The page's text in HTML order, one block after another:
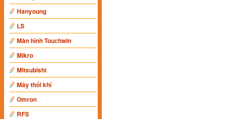
Hanyoung
LS
Màn hình Touchwin
Mikro
Mitsubishi
Máy thổi khí
Omron
RFS